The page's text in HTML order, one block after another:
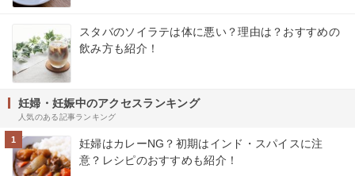
スタバのソイラテは体に悪い？理由は？おすすめの
飲み方も紹介！
妊婦・妊娠中のアクセスランキング
人気のある記事ランキング
1
妊婦はカレーNG？初期はインド・スパイスに注
意？レシピのおすすめも紹介！